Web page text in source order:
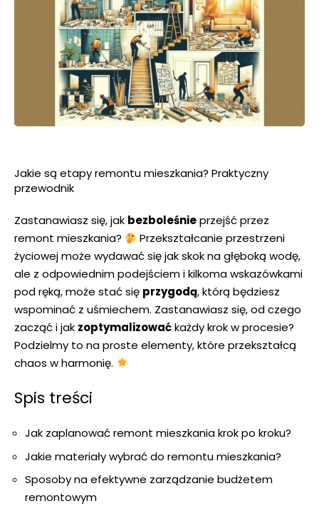
Jakie ⁤są etapy‍ remontu mieszkania?⁣ Praktyczny ​
przewodnik
Zastanawiasz⁣ się, ⁢jak bezboleśnie‍przejść przez
remont mieszkania?
⁣ Przekształcanie przestrzeni
życiowej może‌ wydawać się jak skok na głęboką wodę,
ale z odpowiednim podejściem i ⁣kilkoma wskazówkami
pod ręką, może stać ⁣się przygodą, którą będziesz​
wspominać⁣ z ⁢uśmiechem. Zastanawiasz się, od czego
zacząć i‍ jak zoptymalizowaćkażdy krok w procesie?
⁤Podzielmy to na proste⁣ elementy, które przekształcą
⁢chaos w harmonię.
Spis ‌treści
Jak zaplanować ⁤remont mieszkania krok ‌po kroku?
Jakie materiały wybrać do remontu mieszkania?
Sposoby na efektywne zarządzanie budżetem ​
remontowym